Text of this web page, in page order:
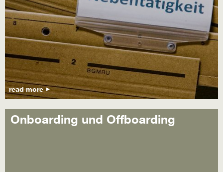
read more
Onboarding und Offboarding